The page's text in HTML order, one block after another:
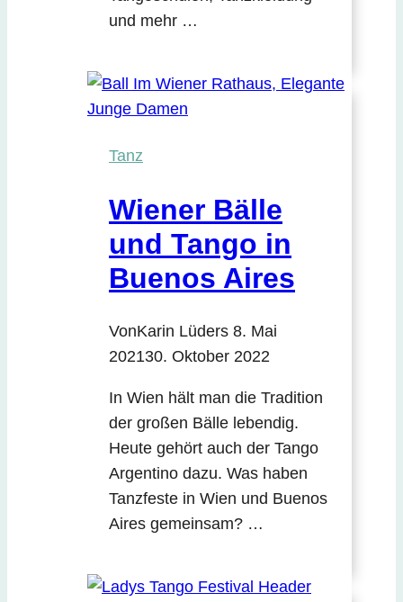
und mehr …
Tanz
Wiener Bälle
und Tango in
Buenos Aires
VonKarin Lüders 8. Mai
202130. Oktober 2022
In Wien hält man die Tradition
der großen Bälle lebendig.
Heute gehört auch der Tango
Argentino dazu. Was haben
Tanzfeste in Wien und Buenos
Aires gemeinsam? …